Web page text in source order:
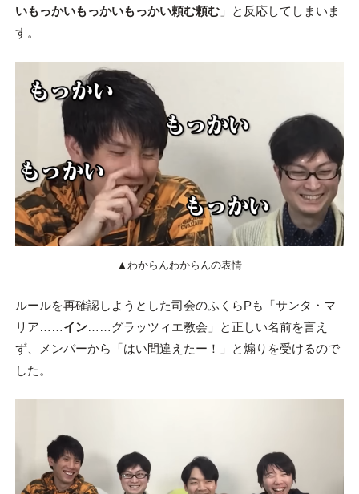
いもっかいもっかいもっかい頼む頼む」と反応してしまいま
す。
▲わからんわからんの表情
ルールを再確認しようとした司会のふくらPも「サンタ・マ
リア……イン……グラッツィエ教会」と正しい名前を言え
ず、メンバーから「はい間違えたー！」と煽りを受けるので
した。